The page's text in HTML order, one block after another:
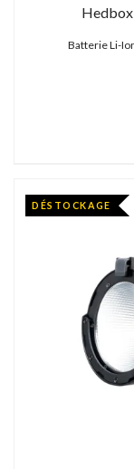
Batterie Li-
DÉSTOCKAGE